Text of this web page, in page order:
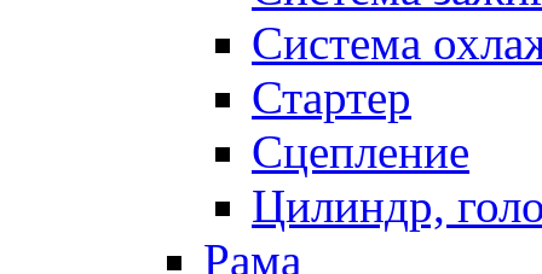
Система
Стартер
Сцепление
Цилиндр,
Рама